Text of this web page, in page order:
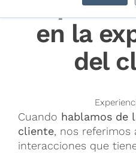
en la
del
Cuando hablamos de
cliente, nos referimos
interacciones que